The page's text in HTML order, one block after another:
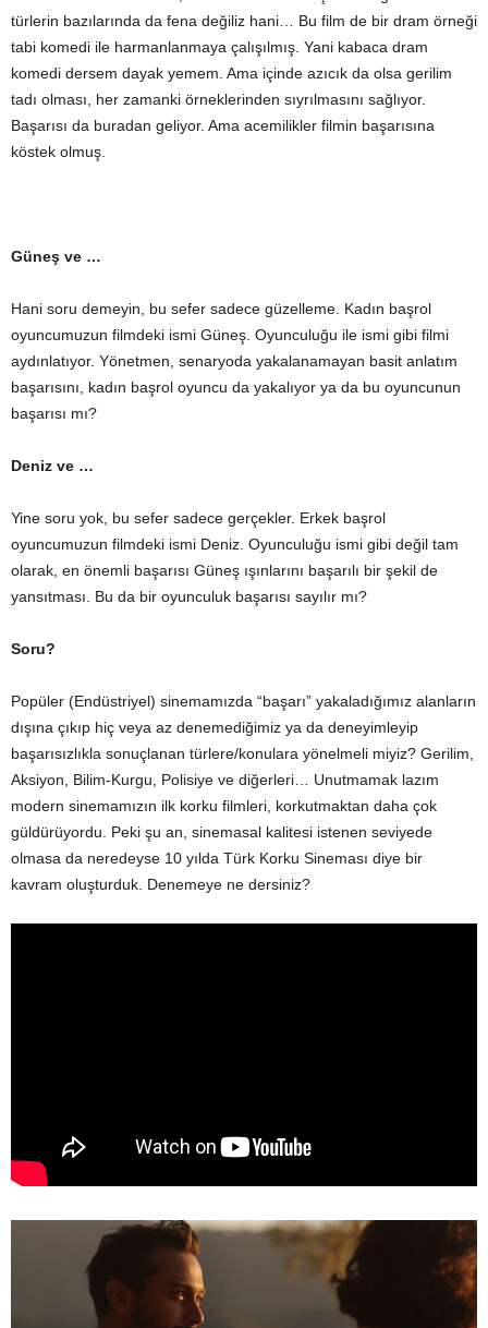
türlerin bazılarında da fena değiliz hani… Bu film de bir dram örneği
tabi komedi ile harmanlanmaya çalışılmış. Yani kabaca dram
komedi dersem dayak yemem. Ama içinde azıcık da olsa gerilim
tadı olması, her zamanki örneklerinden sıyrılmasını sağlıyor.
Başarısı da buradan geliyor. Ama acemilikler filmin başarısına
köstek olmuş.
Güneş ve …
Hani soru demeyin, bu sefer sadece güzelleme. Kadın başrol
oyuncumuzun filmdeki ismi Güneş. Oyunculuğu ile ismi gibi filmi
aydınlatıyor. Yönetmen, senaryoda yakalanamayan basit anlatım
başarısını, kadın başrol oyuncu da yakalıyor ya da bu oyuncunun
başarısı mı?
Deniz ve …
Yine soru yok, bu sefer sadece gerçekler. Erkek başrol
oyuncumuzun filmdeki ismi Deniz. Oyunculuğu ismi gibi değil tam
olarak, en önemli başarısı Güneş ışınlarını başarılı bir şekil de
yansıtması. Bu da bir oyunculuk başarısı sayılır mı?
Soru?
Popüler (Endüstriyel) sinemamızda “başarı” yakaladığımız alanların
dışına çıkıp hiç veya az denemediğimiz ya da deneyimleyip
başarısızlıkla sonuçlanan türlere/konulara yönelmeli miyiz? Gerilim,
Aksiyon, Bilim-Kurgu, Polisiye ve diğerleri… Unutmamak lazım
modern sinemamızın ilk korku filmleri, korkutmaktan daha çok
güldürüyordu. Peki şu an, sinemasal kalitesi istenen seviyede
olmasa da neredeyse 10 yılda Türk Korku Sineması diye bir
kavram oluşturduk. Denemeye ne dersiniz?